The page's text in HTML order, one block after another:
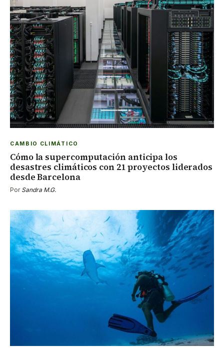
CAMBIO CLIMÁTICO
Cómo la supercomputación anticipa los
desastres climáticos con 21 proyectos liderados
desde Barcelona
Por Sandra M.G.